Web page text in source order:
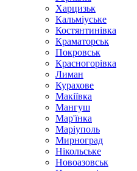
Харцизьк
Кальміуське
Костянтинівка
Краматорськ
Покровськ
Красногорівка
Лиман
Курахове
Макіївка
Мангуш
Мар'їнка
Маріуполь
Мирноград
Нікольське
Новоазовськ